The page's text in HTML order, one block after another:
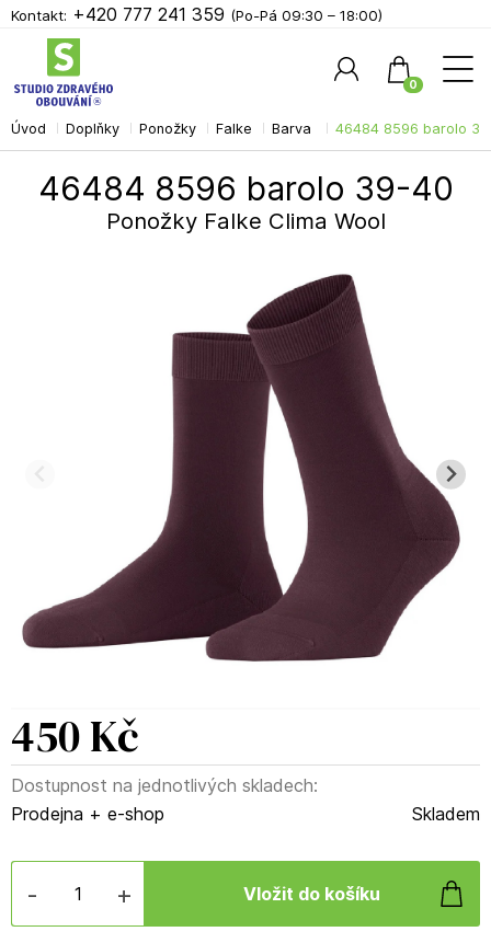
Úvod Doplňky Ponožky Falke Barva 46484 8596 barolo
46484 8596 barolo 39-40
Ponožky Falke Clima Wool
450 Kč
Dostupnost na jednotlivých skladech:
Prodejna + e-shop
Skladem
- +
Kontakt: +420 777 241 359 (Po-Pá 09:30 – 18:00)
0